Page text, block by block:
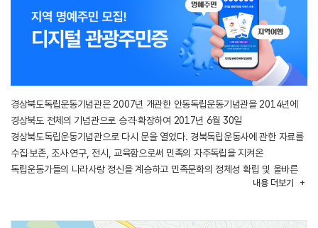
경상북도독립운동기념관은 2007년 개관한 안동독립운동기념관을 2014년에
경상북도 전체의 기념관으로 승격·확장하여 2017년 6월 30일
경상북도독립운동기념관으로 다시 문을 열었다. 경북독립운동사에 관한 자료를
수집‧보존, 조사‧연구, 전시, 교육함으로써 민족의 자주독립을 지켜온
독립운동가들의 나라사랑 정신을 계승하고 민족문화의 정체성 확립 및 올바른
있으며, 1894년 갑오의병부터 1945년 조국 광복 때까지 51년간 펼쳐진 경북
내용 더보기